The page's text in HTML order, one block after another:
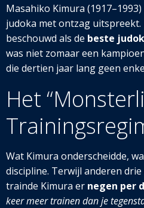
Masahiko Kimura
judoka met ontzag
beschouwd als de beste
was niet zomaar een
die dertien jaar lang geen
Het
Wat Kimura onderscheidde,
discipline. Terwijl anderen
trainde Kimura er negen per
keer meer trainen dan je